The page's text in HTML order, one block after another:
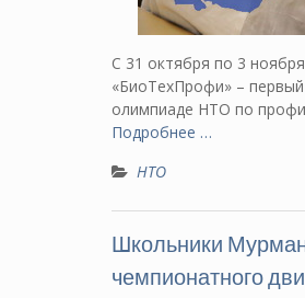
С 31 октября по 3
«БиоТехПрофи» –
олимпиаде НТО по
Подробнее …
НТО
Школьники
чемпионатного